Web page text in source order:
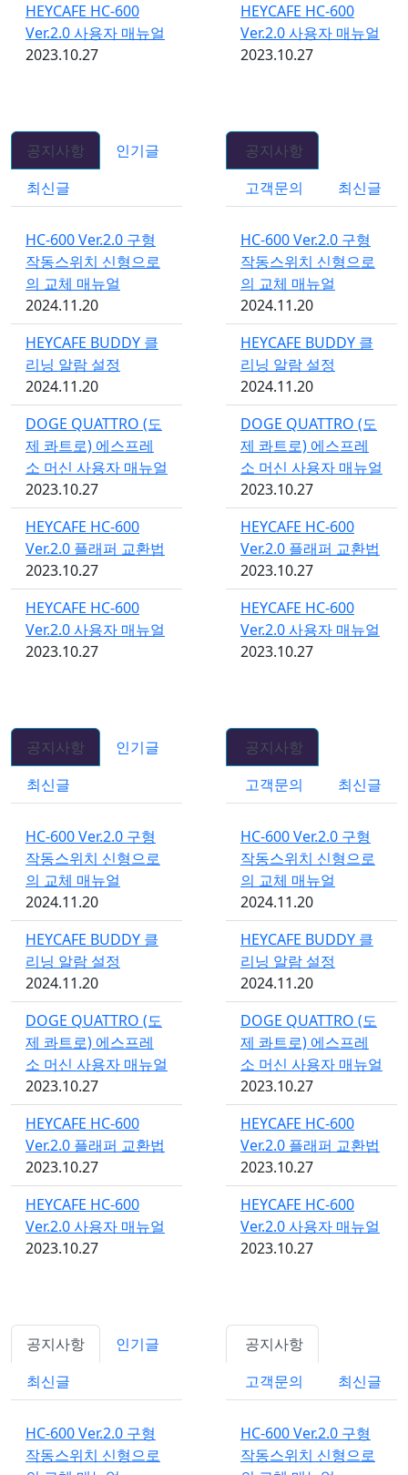
HEYCAFE HC-600
Ver.2.0 사용자 매뉴얼
2023.10.27
HEYCAFE HC-600
Ver.2.0 사용자 매뉴얼
2023.10.27
공지사항
인기글
최신글
HC-600 Ver.2.0 구형
작동스위치 신형으로
의 교체 매뉴얼
2024.11.20
HEYCAFE BUDDY 클
리닝 알람 설정
2024.11.20
DOGE QUATTRO (도
제 콰트로) 에스프레
소 머신 사용자 매뉴얼
2023.10.27
HEYCAFE HC-600
Ver.2.0 플래퍼 교환법
2023.10.27
HEYCAFE HC-600
Ver.2.0 사용자 매뉴얼
2023.10.27
공지사항
고객문의
최신글
HC-600 Ver.2.0 구형
작동스위치 신형으로
의 교체 매뉴얼
2024.11.20
HEYCAFE BUDDY 클
리닝 알람 설정
2024.11.20
DOGE QUATTRO (도
제 콰트로) 에스프레
소 머신 사용자 매뉴얼
2023.10.27
HEYCAFE HC-600
Ver.2.0 플래퍼 교환법
2023.10.27
HEYCAFE HC-600
Ver.2.0 사용자 매뉴얼
2023.10.27
공지사항
인기글
최신글
HC-600 Ver.2.0 구형
작동스위치 신형으로
의 교체 매뉴얼
2024.11.20
HEYCAFE BUDDY 클
리닝 알람 설정
2024.11.20
DOGE QUATTRO (도
제 콰트로) 에스프레
소 머신 사용자 매뉴얼
2023.10.27
HEYCAFE HC-600
Ver.2.0 플래퍼 교환법
2023.10.27
HEYCAFE HC-600
Ver.2.0 사용자 매뉴얼
2023.10.27
공지사항
고객문의
최신글
HC-600 Ver.2.0 구형
작동스위치 신형으로
의 교체 매뉴얼
2024.11.20
HEYCAFE BUDDY 클
리닝 알람 설정
2024.11.20
DOGE QUATTRO (도
제 콰트로) 에스프레
소 머신 사용자 매뉴얼
2023.10.27
HEYCAFE HC-600
Ver.2.0 플래퍼 교환법
2023.10.27
HEYCAFE HC-600
Ver.2.0 사용자 매뉴얼
2023.10.27
공지사항
인기글
최신글
HC-600 Ver.2.0 구형
작동스위치 신형으로
공지사항
고객문의
최신글
HC-600 Ver.2.0 구형
작동스위치 신형으로